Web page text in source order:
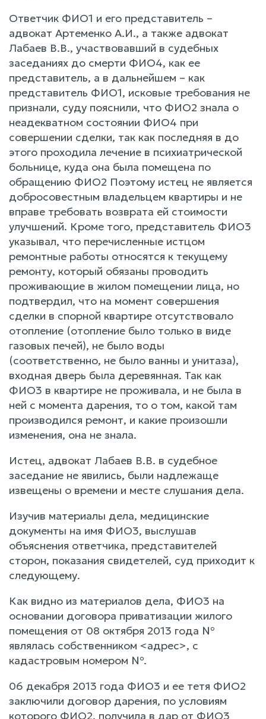
Ответчик ФИО1 и его представитель –
адвокат Артеменко А.И., а также адвокат
Лабаев В.В., участвовавший в судебных
заседаниях до смерти ФИО4, как ее
представитель, а в дальнейшем – как
представитель ФИО1, исковые требования не
признали, суду пояснили, что ФИО2 знала о
неадекватном состоянии ФИО4 при
совершении сделки, так как последняя в до
этого проходила лечение в психиатрической
больнице, куда она была помещена по
обращению ФИО2 Поэтому истец не является
добросовестным владельцем квартиры и не
вправе требовать возврата ей стоимости
улучшений. Кроме того, представитель ФИО3
указывал, что перечисленные истцом
ремонтные работы относятся к текущему
ремонту, который обязаны проводить
проживающие в жилом помещении лица, но
подтвердил, что на момент совершения
сделки в спорной квартире отсутствовало
отопление (отопление было только в виде
газовых печей), не было воды
(соответственно, не было ванны и унитаза),
входная дверь была деревянная. Так как
ФИО3 в квартире не проживала, и не была в
ней с момента дарения, то о том, какой там
производился ремонт, и какие произошли
изменения, она не знала.
Истец, адвокат Лабаев В.В. в судебное
заседание не явились, были надлежаще
извещены о времени и месте слушания дела.
Изучив материалы дела, медицинские
документы на имя ФИО3, выслушав
объяснения ответчика, представителей
сторон, показания свидетелей, суд приходит к
следующему.
Как видно из материалов дела, ФИО3 на
основании договора приватизации жилого
помещения от 08 октября 2013 года №
являлась собственником <адрес>, с
кадастровым номером №.
06 декабря 2013 года ФИО3 и ее тетя ФИО2
заключили договор дарения, по условиям
которого ФИО2. получила в дар от ФИО3